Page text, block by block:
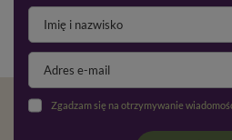
Zgadzam się na otrzymywanie wiadomości marketingowych na podany